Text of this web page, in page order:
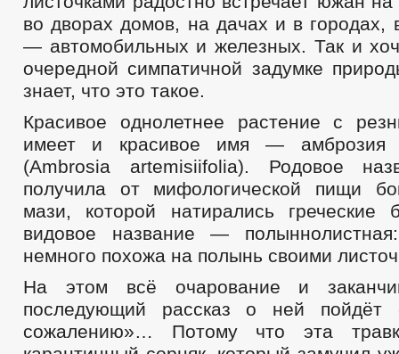
во дворах домов, на дачах и в городах,
— автомобильных и железных. Так и
очередной симпатичной задумке
знает, что это такое.
Красивое однолетнее растение с
имеет и красивое имя — амброзия
(Ambrosia artemisiifolia). Родовое
получила от мифологической пищи
мази, которой натирались греческие
видовое название —
немного похожа на полынь своими
На этом всё очарование и
последующий рассказ о ней
сожалению»… Потому что эта